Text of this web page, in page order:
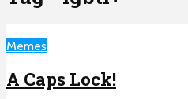
Memes
A Caps Lock!